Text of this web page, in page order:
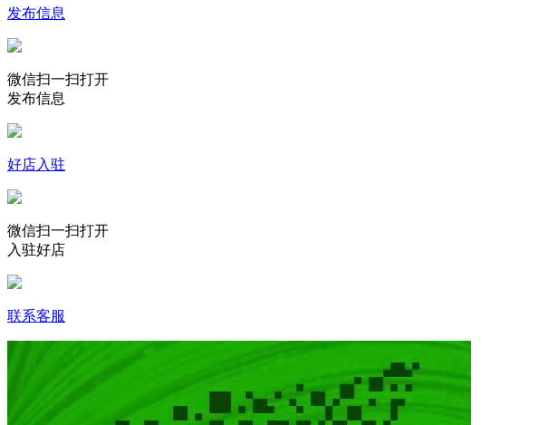
发布信息
微信扫一扫打开
发布信息
好店入驻
微信扫一扫打开
入驻好店
联系客服